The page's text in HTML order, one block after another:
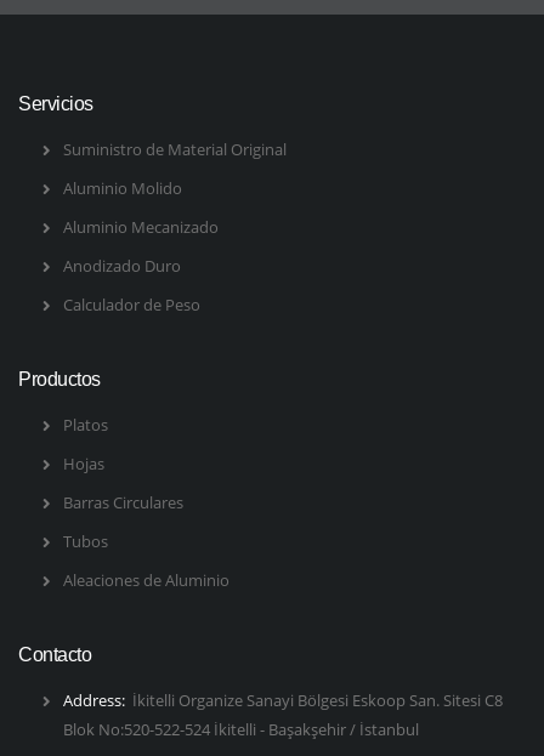
Servicios
Suministro de Material Original
Aluminio Molido
Aluminio Mecanizado
Anodizado Duro
Calculador de Peso
Productos
Platos
Hojas
Barras Circulares
Tubos
Aleaciones de Aluminio
Contacto
Address: İkitelli Organize Sanayi Bölgesi Eskoop San. Sitesi C8
Blok No:520-522-524 İkitelli - Başakşehir / İstanbul